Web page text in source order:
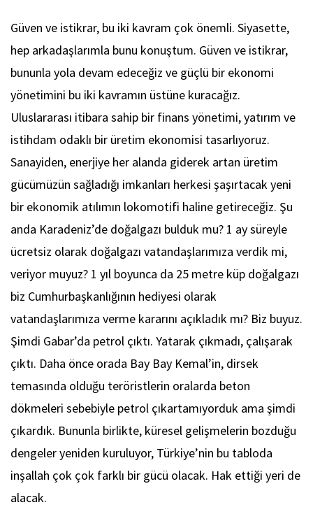
Güven ve istikrar, bu iki kavram çok önemli. Siyasette,
hep arkadaşlarımla bunu konuştum. Güven ve istikrar,
bununla yola devam edeceğiz ve güçlü bir ekonomi
yönetimini bu iki kavramın üstüne kuracağız.
Uluslararası itibara sahip bir finans yönetimi, yatırım ve
istihdam odaklı bir üretim ekonomisi tasarlıyoruz.
Sanayiden, enerjiye her alanda giderek artan üretim
gücümüzün sağladığı imkanları herkesi şaşırtacak yeni
bir ekonomik atılımın lokomotifi haline getireceğiz. Şu
anda Karadeniz’de doğalgazı bulduk mu? 1 ay süreyle
ücretsiz olarak doğalgazı vatandaşlarımıza verdik mi,
veriyor muyuz? 1 yıl boyunca da 25 metre küp doğalgazı
biz Cumhurbaşkanlığının hediyesi olarak
vatandaşlarımıza verme kararını açıkladık mı? Biz buyuz.
Şimdi Gabar’da petrol çıktı. Yatarak çıkmadı, çalışarak
çıktı. Daha önce orada Bay Bay Kemal’in, dirsek
temasında olduğu teröristlerin oralarda beton
dökmeleri sebebiyle petrol çıkartamıyorduk ama şimdi
çıkardık. Bununla birlikte, küresel gelişmelerin bozduğu
dengeler yeniden kuruluyor, Türkiye’nin bu tabloda
inşallah çok çok farklı bir gücü olacak. Hak ettiği yeri de
alacak.